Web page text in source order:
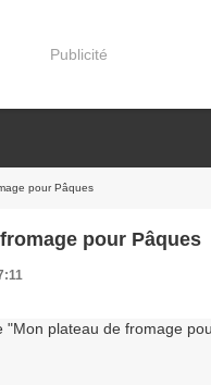
Publicité
pour Pâques
pour Pâques